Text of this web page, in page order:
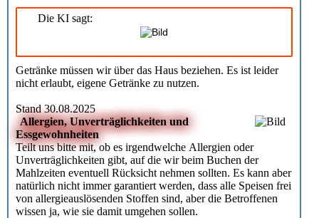
Die KI sagt:
Getränke müssen wir über das Haus beziehen. Es ist leider
nicht erlaubt, eigene Getränke zu nutzen.
Stand 30.08.2025
Allergien, Unverträglichkeiten und
Essgewohnheiten
Teilt uns bitte mit, ob es irgendwelche Allergien oder
Unverträglichkeiten gibt, auf die wir beim Buchen der
Mahlzeiten eventuell Rücksicht nehmen sollten. Es kann aber
natürlich nicht immer garantiert werden, dass alle Speisen frei
von allergieauslösenden Stoffen sind, aber die Betroffenen
wissen ja, wie sie damit umgehen sollen.